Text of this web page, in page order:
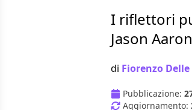
I riflettori
Jason
di Fiorenzo
Pubblicazione:
Aggiornamento: